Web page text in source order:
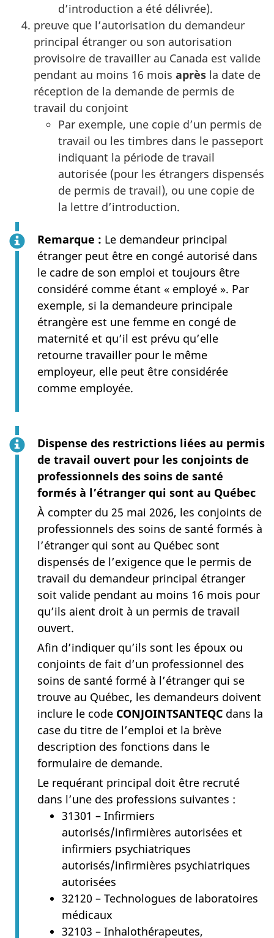
d’introduction a été délivrée).
preuve que l’autorisation du demandeur
principal étranger ou son autorisation
provisoire de travailler au Canada est valide
pendant au moins 16 mois après la date de
réception de la demande de permis de
travail du conjoint
Par exemple, une copie d’un permis de
travail ou les timbres dans le passeport
indiquant la période de travail
autorisée (pour les étrangers dispensés
de permis de travail), ou une copie de
la lettre d’introduction.
Remarque : Le demandeur principal
étranger peut être en congé autorisé dans
le cadre de son emploi et toujours être
considéré comme étant « employé ». Par
exemple, si la demandeure principale
étrangère est une femme en congé de
maternité et qu’il est prévu qu’elle
retourne travailler pour le même
employeur, elle peut être considérée
comme employée.
Dispense des restrictions liées au permis
de travail ouvert pour les conjoints de
professionnels des soins de santé
formés à l’étranger qui sont au Québec
À compter du 25 mai 2026, les conjoints de
professionnels des soins de santé formés à
l’étranger qui sont au Québec sont
dispensés de l’exigence que le permis de
travail du demandeur principal étranger
soit valide pendant au moins 16 mois pour
qu’ils aient droit à un permis de travail
ouvert.
Afin d’indiquer qu’ils sont les époux ou
conjoints de fait d’un professionnel des
soins de santé formé à l’étranger qui se
trouve au Québec, les demandeurs doivent
inclure le code CONJOINTSANTEQC dans la
case du titre de l’emploi et la brève
description des fonctions dans le
formulaire de demande.
Le requérant principal doit être recruté
dans l’une des professions suivantes :
31301 – Infirmiers
autorisés/infirmières autorisées et
infirmiers psychiatriques
autorisés/infirmières psychiatriques
autorisées
32120 – Technologues de laboratoires
médicaux
32103 – Inhalothérapeutes,